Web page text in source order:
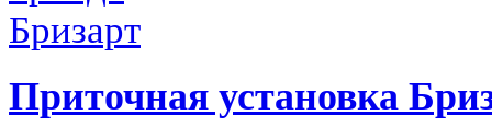
Приточная установка